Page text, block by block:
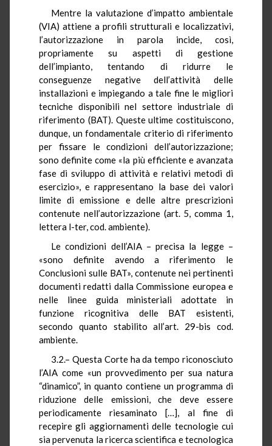
Mentre la valutazione d’impatto ambientale
(VIA) attiene a profili strutturali e localizzativi,
l’autorizzazione in parola incide, così,
propriamente su aspetti di gestione
dell’impianto, tentando di ridurre le
conseguenze negative dell’attività delle
installazioni e impiegando a tale fine le migliori
tecniche disponibili nel settore industriale di
riferimento (BAT). Queste ultime costituiscono,
dunque, un fondamentale criterio di riferimento
per fissare le condizioni dell’autorizzazione;
sono definite come «la più efficiente e avanzata
fase di sviluppo di attività e relativi metodi di
esercizio», e rappresentano la base dei valori
limite di emissione e delle altre prescrizioni
contenute nell’autorizzazione (art. 5, comma 1,
lettera l-ter, cod. ambiente).
Le condizioni dell’AIA – precisa la legge –
«sono definite avendo a riferimento le
Conclusioni sulle BAT», contenute nei pertinenti
documenti redatti dalla Commissione europea e
nelle linee guida ministeriali adottate in
funzione ricognitiva delle BAT esistenti,
secondo quanto stabilito all’art. 29-bis cod.
ambiente.
3.2.– Questa Corte ha da tempo riconosciuto
l’AIA come «un provvedimento per sua natura
“dinamico”, in quanto contiene un programma di
riduzione delle emissioni, che deve essere
periodicamente riesaminato […], al fine di
recepire gli aggiornamenti delle tecnologie cui
sia pervenuta la ricerca scientifica e tecnologica